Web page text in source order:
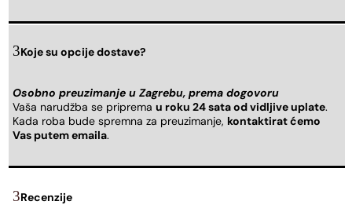
Koje su opcije dostave?
Osobno preuzimanje u Zagrebu, prema dogovoru
Vaša narudžba se priprema u roku 24 sata od vidljive uplate.
Kada roba bude spremna za preuzimanje, kontaktirat ćemo
Vas putem emaila.
Recenzije